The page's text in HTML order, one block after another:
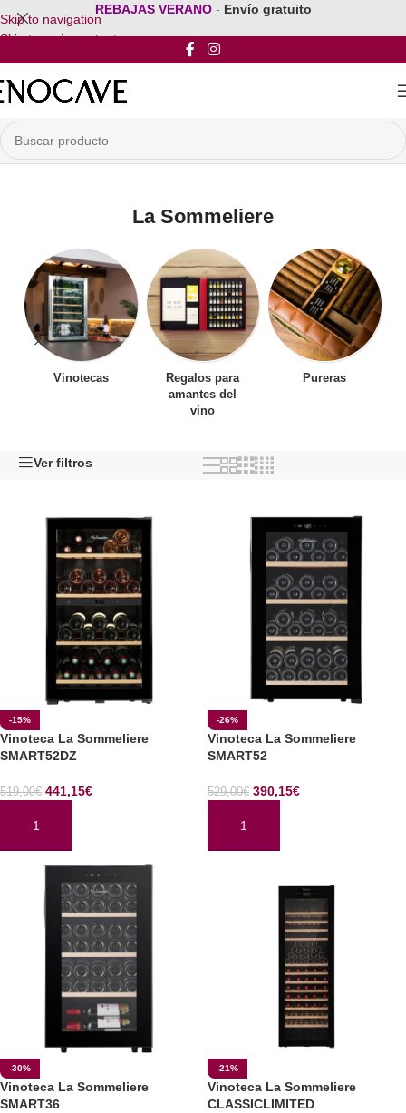
Skip to navigation
Skip to main content
REBAJAS VERANO - Envío gratuito
Inicio/Por Marca/La Sommeliere
La Sommeliere
Vinotecas
Regalos para
amantes del
vino
Pureras
Ver filtros
-15%
Vinoteca La Sommeliere
SMART52DZ
519,00€ 441,15€
AÑADIR AL CARRITO
-26%
Vinoteca La Sommeliere
SMART52
529,00€ 390,15€
AÑADIR AL CARRITO
-30%
Vinoteca La Sommeliere
SMART36
-21%
Vinoteca La Sommeliere
CLASSICLIMITED